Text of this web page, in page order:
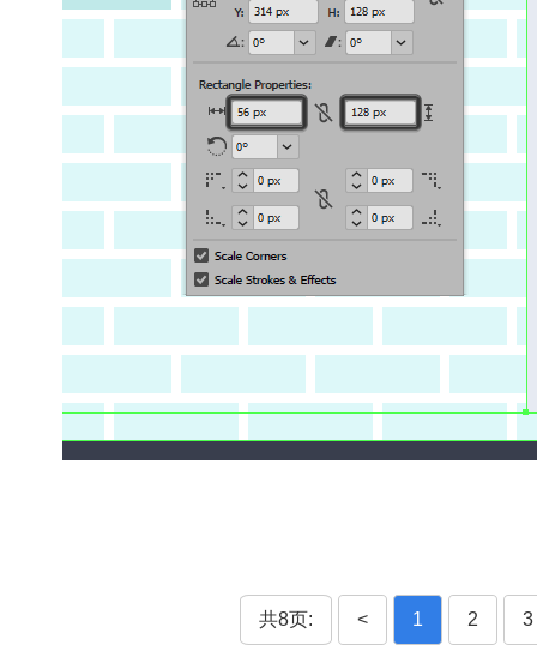
共8页: < 1 2 3